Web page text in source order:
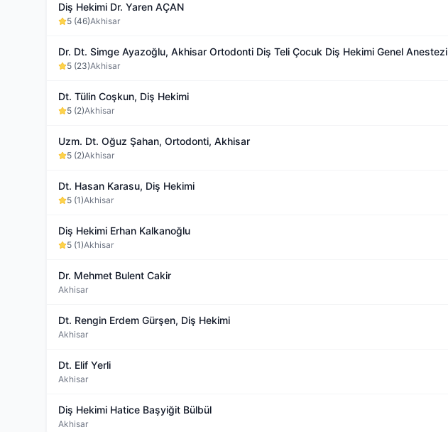
Diş Hekimi Dr. Yaren AÇAN
5 (46)Akhisar
Dr. Dt. Simge Ayazoğlu, Akhisar Ortodonti Diş Teli Çocuk Diş Hekimi Genel Anestezi
5 (23)Akhisar
Dt. Tülin Coşkun, Diş Hekimi
5 (2)Akhisar
Uzm. Dt. Oğuz Şahan, Ortodonti, Akhisar
5 (2)Akhisar
Dt. Hasan Karasu, Diş Hekimi
5 (1)Akhisar
Diş Hekimi Erhan Kalkanoğlu
5 (1)Akhisar
Dr. Mehmet Bulent Cakir
Akhisar
Dt. Rengin Erdem Gürşen, Diş Hekimi
Akhisar
Dt. Elif Yerli
Akhisar
Diş Hekimi Hatice Başyiğit Bülbül
Akhisar